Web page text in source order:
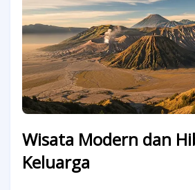
Wisata Modern dan
Keluarga